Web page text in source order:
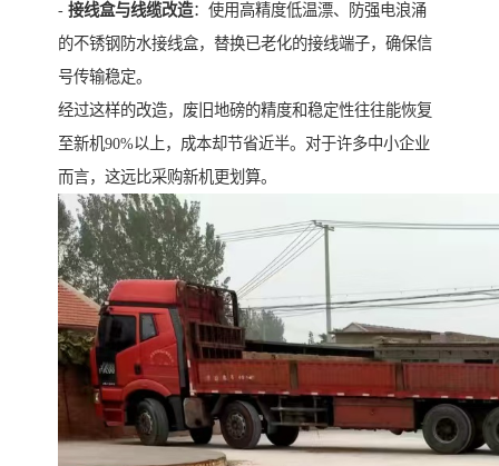
- 接线盒与线缆改造：使用高精度低温漂、防强电浪涌
的不锈钢防水接线盒，替换已老化的接线端子，确保信
号传输稳定。
经过这样的改造，废旧地磅的精度和稳定性往往能恢复
至新机90%以上，成本却节省近半。对于许多中小企业
而言，这远比采购新机更划算。